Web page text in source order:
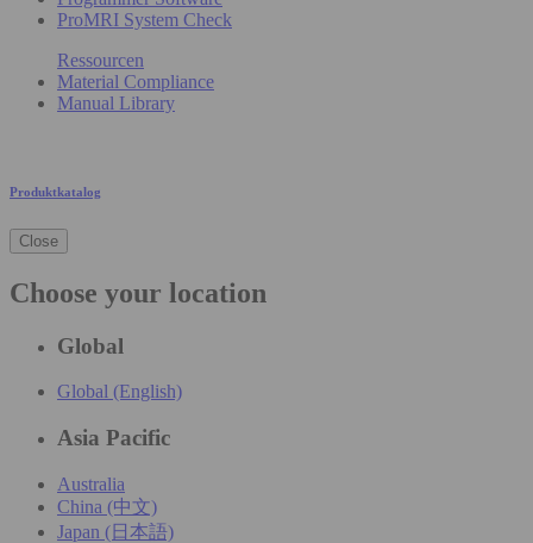
ProMRI System Check
Ressourcen
Material Compliance
Manual Library
Produktkatalog
Close
Choose your location
Global
Global (English)
Asia Pacific
Australia
China (中文)
Japan (日本語)